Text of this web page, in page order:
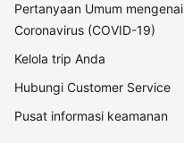
Pertanyaan Umum mengenai
Coronavirus (COVID-19)
Kelola trip Anda
Hubungi Customer Service
Pusat informasi keamanan